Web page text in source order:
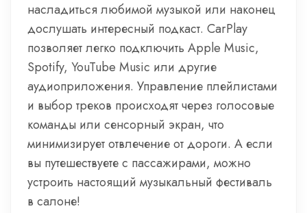
насладиться любимой музыкой или наконец
дослушать интересный подкаст. CarPlay
позволяет легко подключить Apple Music,
Spotify, YouTube Music или другие
аудиоприложения. Управление плейлистами
и выбор треков происходят через голосовые
команды или сенсорный экран, что
минимизирует отвлечение от дороги. А если
вы путешествуете с пассажирами, можно
устроить настоящий музыкальный фестиваль
в салоне!